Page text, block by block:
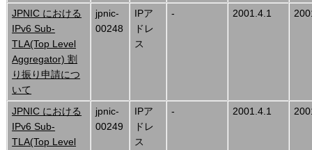
JPNIC における
IPv6 Sub-
TLA(Top Level
Aggregator) 割
り振り申請につ
いて
jpnic-
00248
IPア
ドレ
ス
- 2001.4.1
JPNIC における
IPv6 Sub-
TLA(Top Level
jpnic-
00249
IPア
ドレ
ス
- 2001.4.1